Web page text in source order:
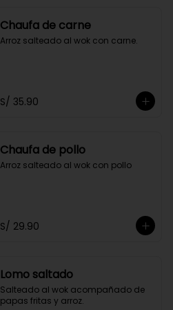
Chaufa de carne
Arroz salteado al wok con carne.
S/ 35.90
Chaufa de pollo
Arroz salteado al wok con pollo
S/ 29.90
Lomo saltado
Salteado al wok acompañado de
papas fritas y arroz.